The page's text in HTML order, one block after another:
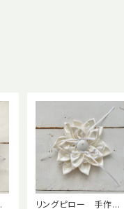
リングピロー 手作り